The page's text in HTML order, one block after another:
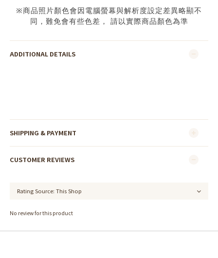
※商品照片顏色會因電腦螢幕與解析度設定差異略顯不
同，難免會有些色差，
請以實際商品顏色為準
ADDITIONAL DETAILS
SHIPPING & PAYMENT
CUSTOMER REVIEWS
No review for this product